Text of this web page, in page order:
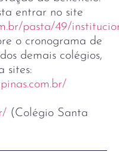
entrar no site
pasta/49/
o cronograma de
demais colégios,
sites:
(Colégio Santa